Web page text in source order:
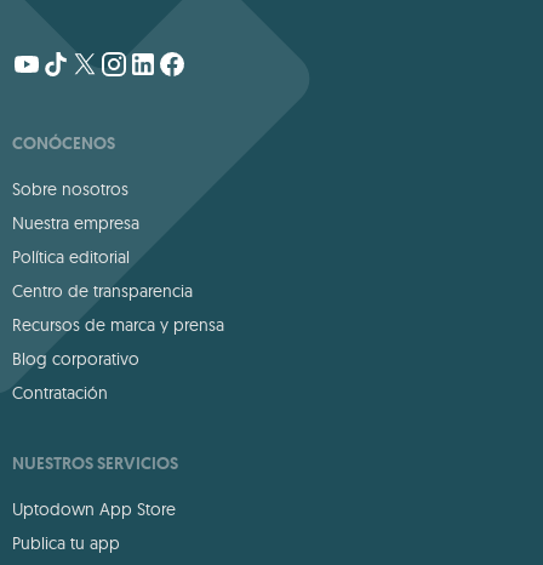
CONÓCENOS
Sobre nosotros
Nuestra empresa
Política editorial
Centro de transparencia
Recursos de marca y prensa
Blog corporativo
Contratación
NUESTROS SERVICIOS
Uptodown App Store
Publica tu app